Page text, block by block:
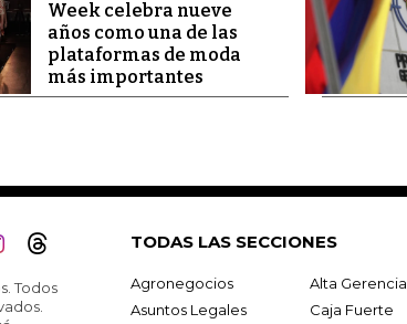
Week celebra nueve
años como una de las
plataformas de moda
más importantes
Todos
TODAS LAS SECCIONES
Agronegocios Alta Gerencia
Asuntos Legales
Caja Fuerte